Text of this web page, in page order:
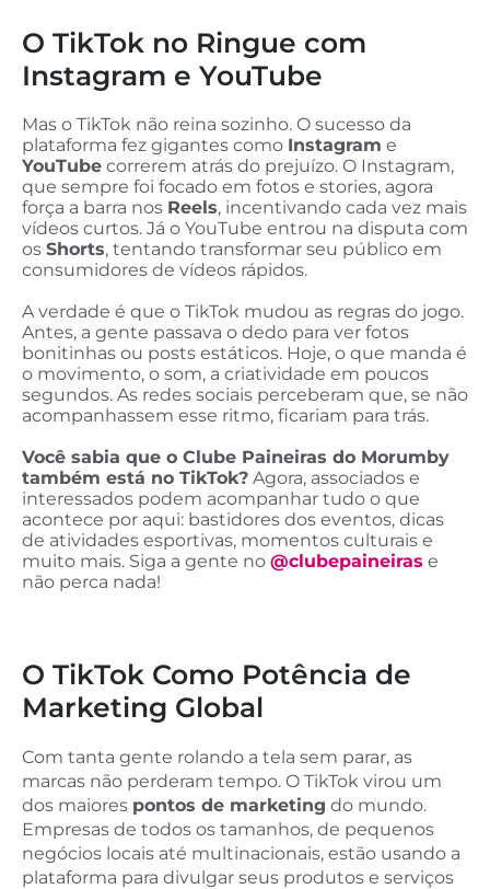
O TikTok no Ringue com
Instagram e YouTube
Mas o TikTok não reina sozinho. O sucesso da
plataforma fez gigantes como Instagram e
YouTube correrem atrás do prejuízo. O Instagram,
que sempre foi focado em fotos e stories, agora
força a barra nos Reels, incentivando cada vez mais
vídeos curtos. Já o YouTube entrou na disputa com
os Shorts, tentando transformar seu público em
consumidores de vídeos rápidos.
A verdade é que o TikTok mudou as regras do jogo.
Antes, a gente passava o dedo para ver fotos
bonitinhas ou posts estáticos. Hoje, o que manda é
o movimento, o som, a criatividade em poucos
segundos. As redes sociais perceberam que, se não
acompanhassem esse ritmo, ficariam para trás.
Você sabia que o Clube Paineiras do Morumby
também está no TikTok? Agora, associados e
interessados podem acompanhar tudo o que
acontece por aqui: bastidores dos eventos, dicas
de atividades esportivas, momentos culturais e
muito mais. Siga a gente no @clubepaineiras e
não perca nada!
O TikTok Como Potência de
Marketing Global
Com tanta gente rolando a tela sem parar, as
marcas não perderam tempo. O TikTok virou um
dos maiores pontos de marketing do mundo.
Empresas de todos os tamanhos, de pequenos
negócios locais até multinacionais, estão usando a
plataforma para divulgar seus produtos e serviços